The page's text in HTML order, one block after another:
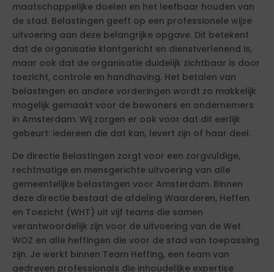
maatschappelijke doelen en het leefbaar houden van
de stad. Belastingen geeft op een professionele wijze
uitvoering aan deze belangrijke opgave. Dit betekent
dat de organisatie klantgericht en dienstverlenend is,
maar ook dat de organisatie duidelijk zichtbaar is door
toezicht, controle en handhaving. Het betalen van
belastingen en andere vorderingen wordt zo makkelijk
mogelijk gemaakt voor de bewoners en ondernemers
in Amsterdam. Wij zorgen er ook voor dat dit eerlijk
gebeurt: iedereen die dat kan, levert zijn of haar deel.
De directie Belastingen zorgt voor een zorgvuldige,
rechtmatige en mensgerichte uitvoering van alle
gemeentelijke belastingen voor Amsterdam. Binnen
deze directie bestaat de afdeling Waarderen, Heffen
en Toezicht (WHT) uit vijf teams die samen
verantwoordelijk zijn voor de uitvoering van de Wet
WOZ en alle heffingen die voor de stad van toepassing
zijn. Je werkt binnen Team Heffing, een team van
gedreven professionals die inhoudelijke expertise